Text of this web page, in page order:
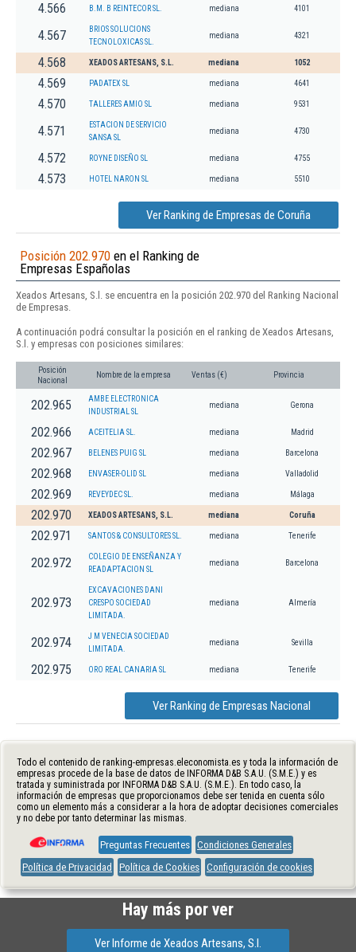
4.566 B.M. B REINTECOR SL. mediana 4101
4.567
BRIOS SOLUCIONS
TECNOLOXICAS SL.
mediana 4321
4.568 XEADOS ARTESANS, S.L. mediana 1052
4.569 PADATEX SL mediana 4641
4.570 TALLERES AMIO SL mediana 9531
4.571
ESTACION DE SERVICIO
SANSA SL
mediana 4730
4.572 ROYNE DISEÑO SL mediana 4755
4.573 HOTEL NARON SL mediana 5510
Ver Ranking de Empresas de Coruña
Posición 202.970 en el Ranking de
Empresas Españolas
Xeados Artesans, S.l. se encuentra en la posición 202.970 del Ranking Nacional
de Empresas.
A continuación podrá consultar la posición en el ranking de Xeados Artesans,
S.l. y empresas con posiciones similares:
Posición
Nacional
Nombre de la empresa Ventas (€) Provincia
202.965
AMBE ELECTRONICA
INDUSTRIAL SL
mediana Gerona
202.966 ACEITELIA SL. mediana Madrid
202.967 BELENES PUIG SL mediana Barcelona
202.968 ENVASER-OLID SL mediana Valladolid
202.969 REVEYDEC SL. mediana Málaga
202.970 XEADOS ARTESANS, S.L. mediana Coruña
202.971 SANTOS & CONSULTORES SL. mediana Tenerife
202.972
COLEGIO DE ENSEÑANZA Y
READAPTACION SL
mediana Barcelona
202.973
EXCAVACIONES DANI
CRESPO SOCIEDAD
LIMITADA.
mediana Almería
202.974
J M VENECIA SOCIEDAD
LIMITADA.
mediana Sevilla
202.975 ORO REAL CANARIA SL mediana Tenerife
Ver Ranking de Empresas Nacional
Todo el contenido de ranking-empresas.eleconomista.es y toda la información de
empresas procede de la base de datos de INFORMA D&B S.A.U. (S.M.E.) y es
tratada y suministrada por INFORMA D&B S.A.U. (S.M.E.). En todo caso, la
información de empresas que proporcionamos debe ser tenida en cuenta sólo
como un elemento más a considerar a la hora de adoptar decisiones comerciales
y no debe por tanto determinar las mismas.
Preguntas Frecuentes Condiciones Generales
Política de Privacidad
Política de Cookies Configuración de cookies
Hay más por ver
Ver Informe de Xeados Artesans, S.l.